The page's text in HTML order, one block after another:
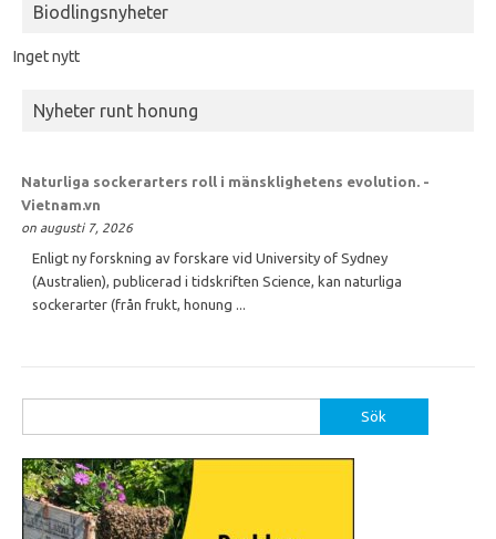
Biodlingsnyheter
Inget nytt
Nyheter runt honung
Naturliga sockerarters roll i mänsklighetens evolution. -
Vietnam.vn
on augusti 7, 2026
Enligt ny forskning av forskare vid University of Sydney
(Australien), publicerad i tidskriften Science, kan naturliga
sockerarter (från frukt, honung ...
efter: